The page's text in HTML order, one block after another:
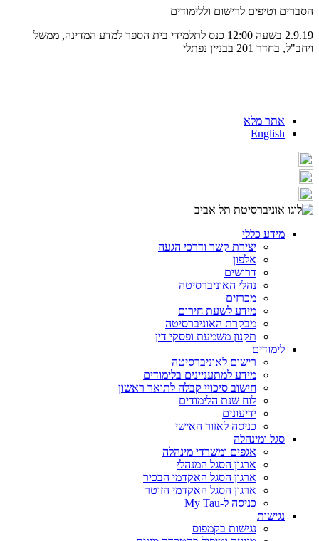
הסברים וטיפים לרישום וללימודים
2.9.19 בשעה 12:00 כנס לתלמידי בית הספר למדע המדינה, ממשל
ויחב"ל, בחדר 201 בבניין נפתלי
אתר מלא
English
מידע כללי
יצירת קשר ודרכי הגעה
אלפון
דרושים
נהלי האוניברסיטה
מכרזים
מידע לשעת חירום
מבקרת האוניברסיטה
תקנון משמעת ופסקי דין
לימודים
רישום לאוניברסיטה
מידע למתעניינים בלימודים
חישוב סיכויי קבלה לתואר ראשון
לוח שנת הלימודים
ידיעונים
כניסה לאזור האישי
סגל ומינהלה
אגפים ומשרדי מינהלה
ארגון הסגל המנהלי
ארגון הסגל האקדמי הבכיר
ארגון הסגל האקדמי הזוטר
כניסה ל-My Tau
נגישות
נגישות בקמפוס